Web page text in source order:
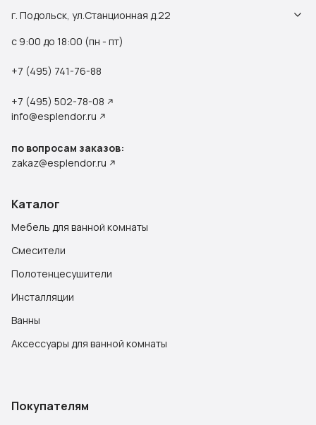
г. Подольск, ул.Станционная д.22
с 9:00 до 18:00 (пн - пт)
+7 (495) 741-76-88
+7 (495) 502-78-08
info@esplendor.ru
по вопросам заказов:
zakaz@esplendor.ru
Каталог
Мебель для ванной комнаты
Смесители
Полотенцесушители
Инсталляции
Ванны
Аксессуары для ванной комнаты
Покупателям